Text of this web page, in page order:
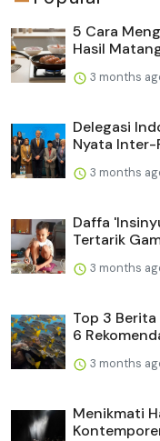
5 Cara
Hasil
3 months
Delegasi
Nyata Inter-
3 months
Daffa
Tertarik
3 months
Top 3
6
3 months
Menikmati